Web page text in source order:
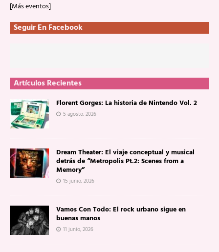
[Más eventos]
Seguir En Facebook
Artículos Recientes
Florent Gorges: La historia de Nintendo Vol. 2
5 agosto, 2026
Dream Theater: El viaje conceptual y musical
detrás de “Metropolis Pt.2: Scenes from a
Memory”
15 junio, 2026
Vamos Con Todo: El rock urbano sigue en
buenas manos
11 junio, 2026